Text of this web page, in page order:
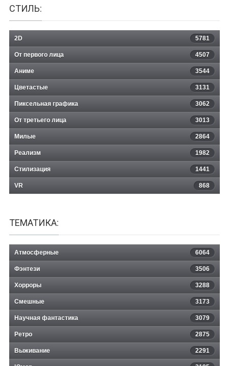
СТИЛЬ:
2D 5781
От первого лица 4507
Аниме 3544
Цветастые 3131
Пиксельная графика 3062
От третьего лица 3013
Милые 2864
Реализм 1982
Стилизация 1441
VR 868
ТЕМАТИКА:
Атмосферные 6064
Фэнтези 3506
Хорроры 3288
Смешные 3173
Научная фантастика 3079
Ретро 2875
Выживание 2291